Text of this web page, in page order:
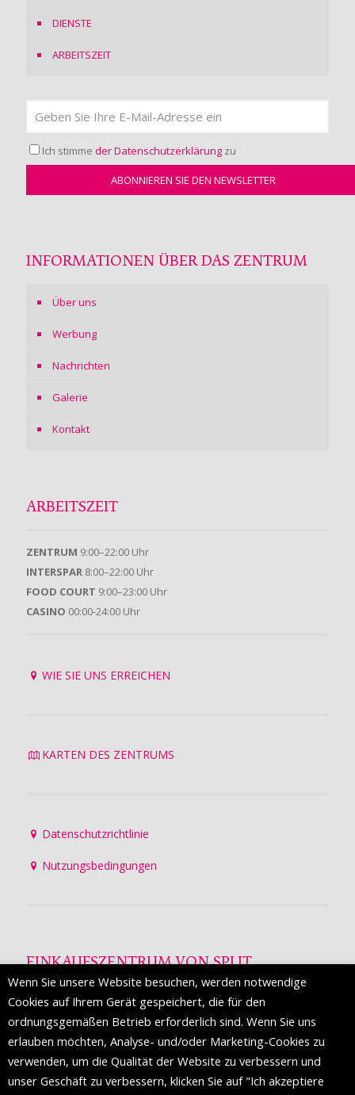
DIENSTE
ARBEITSZEIT
Ich stimme der Datenschutzerklärung zu
INFORMATIONEN ÜBER DAS ZENTRUM
Über uns
Werbung
Nachrichten
Galerie
Kontakt
ARBEITSZEIT
ZENTRUM 9:00–22:00 Uhr
INTERSPAR 8:00–22:00 Uhr
FOOD COURT 9:00–23:00 Uhr
CASINO 00:00-24:00 Uhr
WIE SIE UNS ERREICHEN
KARTEN DES ZENTRUMS
Datenschutzrichtlinie
Nutzungsbedingungen
EINKAUFSZENTRUM VON SPLIT
Die Mall of Split
ist ein prestigeträchtiges Einkaufsziel mit
etwa 200 Einzelhandelsmarken und einer Reihe von
Weltmodemarken, die zum ersten Mal in Split erscheinen.
FOLGEN SIE UNS
Wenn Sie unsere Website besuchen, werden notwendige
Cookies auf Ihrem Gerät gespeichert, die für den
ordnungsgemäßen Betrieb erforderlich sind. Wenn Sie uns
erlauben möchten, Analyse- und/oder Marketing-Cookies zu
verwenden, um die Qualität der Website zu verbessern und
unser Geschäft zu verbessern, klicken Sie auf "Ich akzeptiere